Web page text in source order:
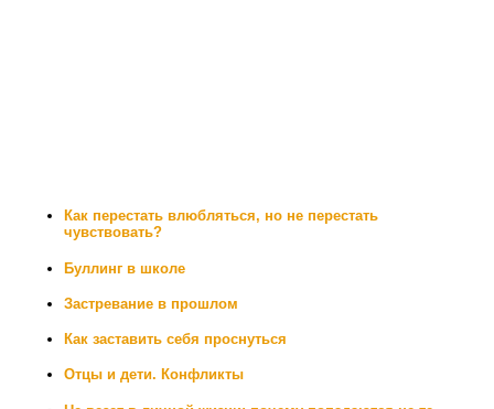
Как перестать влюбляться, но не перестать
чувствовать?
Буллинг в школе
Застревание в прошлом
Как заставить себя проснуться
Отцы и дети. Конфликты